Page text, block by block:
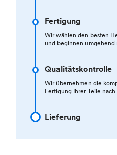
Fertigung
Wir wählen den besten
und beginnen
Qualitätskontrolle
Wir übernehmen die
Fertigung Ihrer Teile
Lieferung